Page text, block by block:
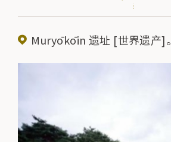
Muryōkōin 遗址 [世界遗产]。